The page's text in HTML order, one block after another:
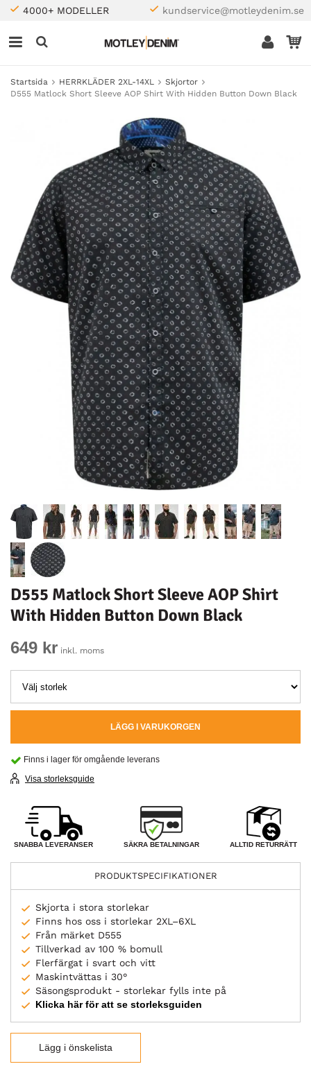
4000+ MODELLER kundservice@motleydenim.se
Startsida HERRKLÄDER 2XL-14XL
Skjortor
D555 Matlock Short Sleeve AOP Shirt With Hidden Button Down Black
D555 Matlock Short Sleeve AOP Shirt
With Hidden Button Down Black
649 kr inkl. moms
LÄGG I VARUKORGEN
Finns i lager för omgående leverans
Visa storleksguide
SNABBA LEVERANSER SÄKRA BETALNINGAR ALLTID RETURRÄTT
PRODUKTSPECIFIKATIONER
Skjorta i stora storlekar
Finns hos oss i storlekar 2XL–6XL
Från märket D555
Tillverkad av 100 % bomull
Flerfärgat i svart och vitt
Maskintvättas i 30°
Säsongsprodukt - storlekar fylls inte på
Klicka här för att se storleksguiden
Lägg i önskelista